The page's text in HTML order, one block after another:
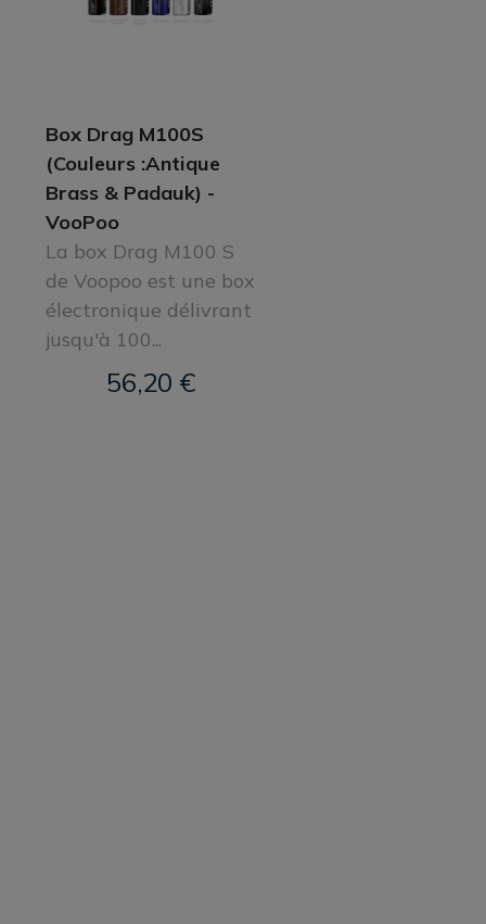
Box Drag M100S
(Couleurs :Antique
Brass & Padauk) -
VooPoo
La box Drag M100 S
de Voopoo est une box
électronique délivrant
jusqu'à 100...
56,20 €